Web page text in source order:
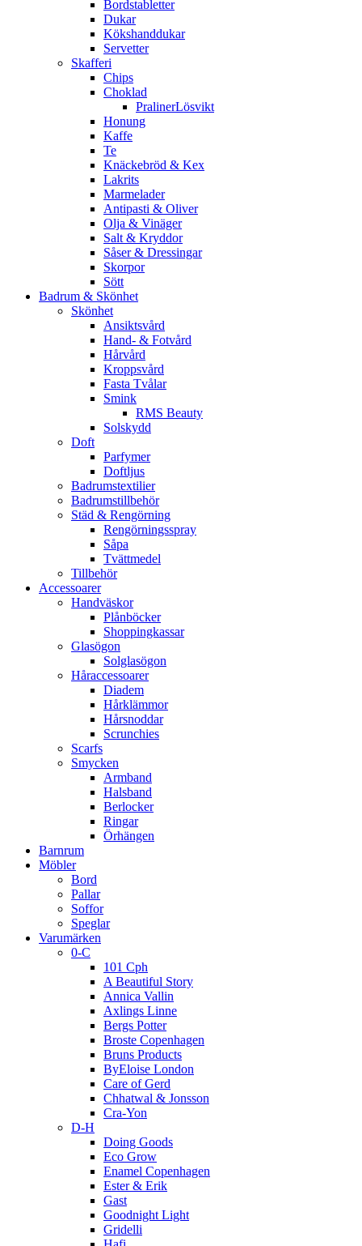
Bordstabletter
Dukar
Kökshanddukar
Servetter
Skafferi
Chips
Choklad
PralinerLösvikt
Honung
Kaffe
Te
Knäckebröd & Kex
Lakrits
Marmelader
Antipasti & Oliver
Olja & Vinäger
Salt & Kryddor
Såser & Dressingar
Skorpor
Sött
Badrum & Skönhet
Skönhet
Ansiktsvård
Hand- & Fotvård
Hårvård
Kroppsvård
Fasta Tvålar
Smink
RMS Beauty
Solskydd
Doft
Parfymer
Doftljus
Badrumstextilier
Badrumstillbehör
Städ & Rengörning
Rengörningsspray
Såpa
Tvättmedel
Tillbehör
Accessoarer
Handväskor
Plånböcker
Shoppingkassar
Glasögon
Solglasögon
Håraccessoarer
Diadem
Hårklämmor
Hårsnoddar
Scrunchies
Scarfs
Smycken
Armband
Halsband
Berlocker
Ringar
Örhängen
Barnrum
Möbler
Bord
Pallar
Soffor
Speglar
Varumärken
0-C
101 Cph
A Beautiful Story
Annica Vallin
Axlings Linne
Bergs Potter
Broste Copenhagen
Bruns Products
ByEloise London
Care of Gerd
Chhatwal & Jonsson
Cra-Yon
D-H
Doing Goods
Eco Grow
Enamel Copenhagen
Ester & Erik
Gast
Goodnight Light
Gridelli